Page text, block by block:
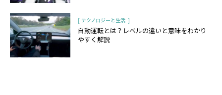
[ テクノロジーと生活 ]
自動運転とは？レベルの違いと意味をわかり
やすく解説